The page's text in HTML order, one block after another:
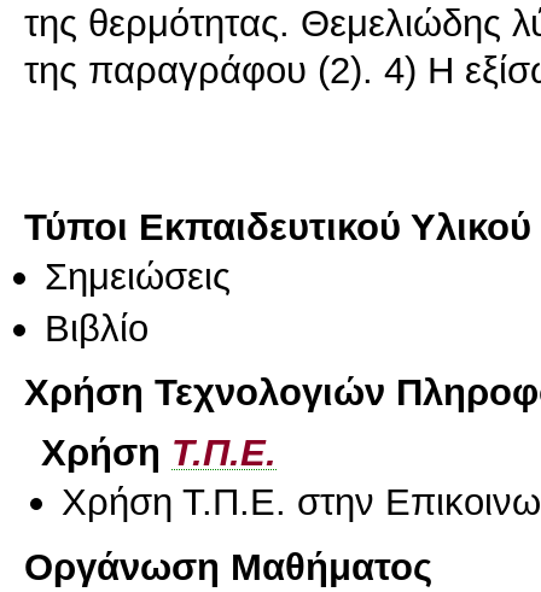
της θερμότητας. Θεμελιώδης
της παραγράφου (2). 4) Η
Τύποι Εκπαιδευτικού Υλικού
Σημειώσεις
Βιβλίο
Χρήση Τεχνολογιών
Χρήση Τ.Π.Ε.
Χρήση Τ.Π.Ε. στην
Οργάνωση Μαθήματος